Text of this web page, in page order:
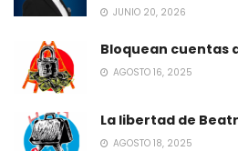
JUNIO 20, 2026
Bloquean cuentas
AGOSTO 16, 2025
La libertad de
AGOSTO 18, 2025